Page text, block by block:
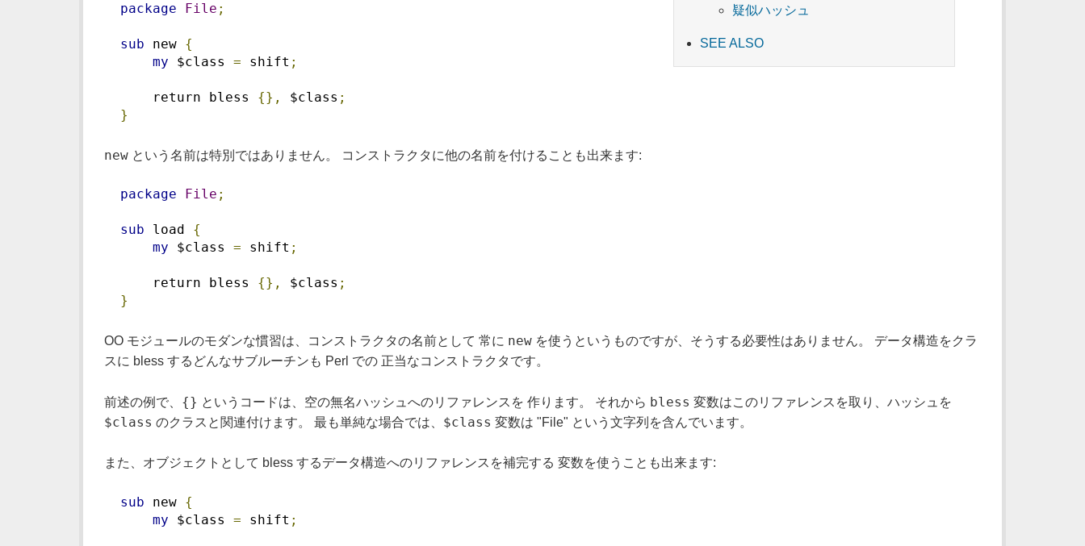
疑似ハッシュ
SEE ALSO
package File ;
sub new {
my $class = shift ;
return bless {}, $class ;
}
newという名前は特別ではありません。 コンストラクタに他の名前を付けることも出来ます:
package File ;
sub load {
my $class = shift ;
return bless {}, $class ;
}
OO モジュールのモダンな慣習は、コンストラクタの名前として 常に newを使うというものですが、そうする必要性はありません。 データ構造をクラ
スに bless するどんなサブルーチンも Perl での 正当なコンストラクタです。
前述の例で、 {} というコードは、空の無名ハッシュへのリファレンスを 作ります。 それから bless 変数はこのリファレンスを取り、ハッシュを
$class のクラスと関連付けます。 最も単純な場合では、 $class 変数は "File" という文字列を含んでいます。
また、オブジェクトとして bless するデータ構造へのリファレンスを補完する 変数を使うことも出来ます:
sub new {
my $class = shift ;